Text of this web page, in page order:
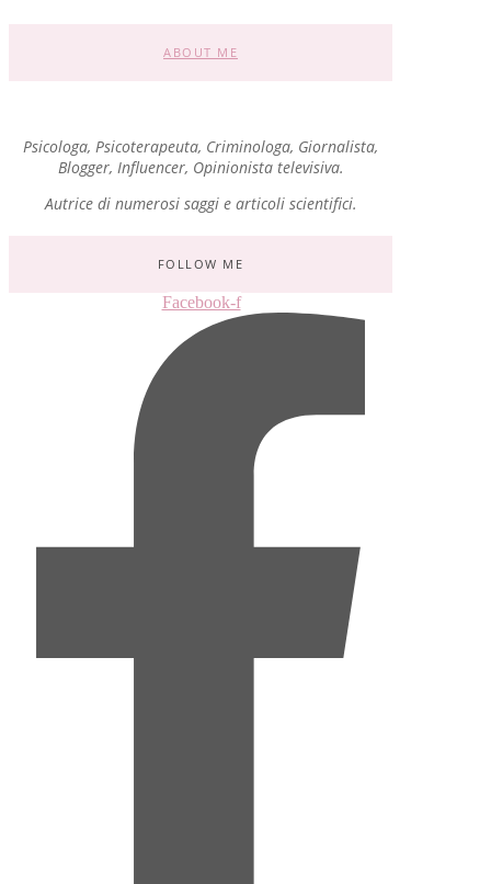
ABOUT ME
Psicologa, Psicoterapeuta, Criminologa, Giornalista,
Blogger, Influencer, Opinionista televisiva.
Autrice di numerosi saggi e articoli scientifici.
FOLLOW ME
Facebook-f